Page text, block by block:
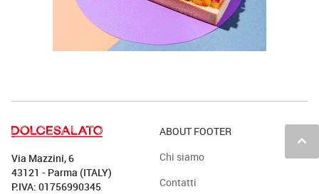
keyboard_arrow_up
Via Mazzini, 6
43121 - Parma (ITALY)
P.IVA: 01756990345
ABOUT FOOTER
Chi siamo
Contatti